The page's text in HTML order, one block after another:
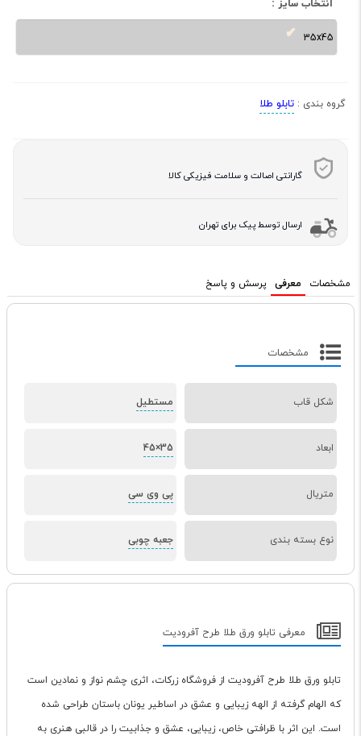
انتخاب سایز :
35x45
گروه بندی : تابلو طلا
گارانتی اصالت و سلامت فیزیکی کالا
ارسال توسط پیک برای تهران
مشخصات معرفی پرسش و پاسخ
مشخصات
شکل قاب مستطیل
ابعاد 35×45
متریال پی وی سی
نوع بسته بندی جعبه چوبی
معرفی تابلو ورق طلا طرح آفرودیت
تابلو ورق طلا طرح آفرودیت از فروشگاه زرکات، اثری چشم نواز و نمادین است
که الهام گرفته از الهه زیبایی و عشق در اساطیر یونان باستان طراحی شده
است. این اثر با ظرافتی خاص، زیبایی، عشق و جذابیت را در قالبی هنری به